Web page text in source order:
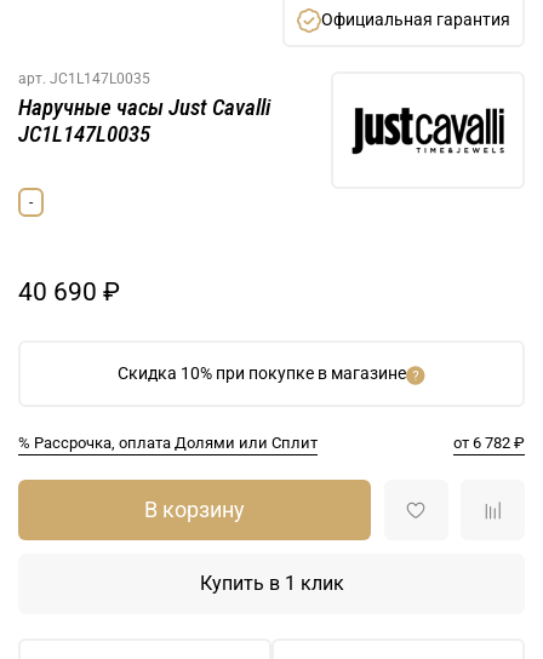
Официальная гарантия
арт. JC1L147L0035
Скидка 10% при покупке в магазине
% Рассрочка, оплата Долями или Сплит от 6 782 ₽
Наручные часы Just Cavalli
JC1L147L0035
-
40 690 ₽
В корзину
Купить в 1 клик